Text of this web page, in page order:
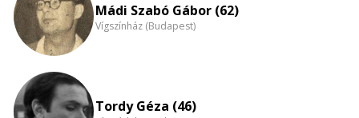
Mádi Szabó Gábor (62)
Vígszínház (Budapest)
Tordy Géza (46)